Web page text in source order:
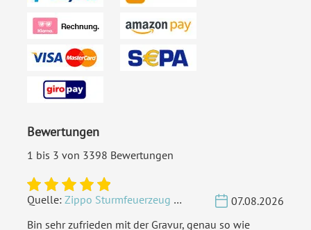
Bewertungen
1 bis 3 von 3398 Bewertungen
Quelle: Zippo Sturmfeuerzeug Chrom - Verzierte Initialen
07.08.2026
Bin sehr zufrieden mit der Gravur, genau so wie